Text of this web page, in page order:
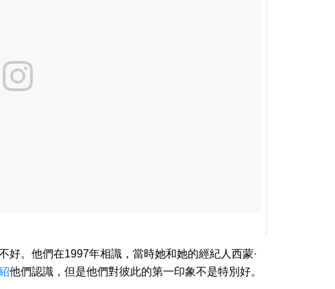
好。他們在1997年相識，當時她和她的經紀人西蒙·
他們認識，但是他們對彼此的第一印象不是特別好。